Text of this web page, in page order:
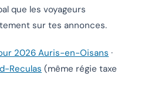
que les voyageurs
sur tes annonces.
2026 Auris-en-Oisans ·
Reculas (même régie taxe